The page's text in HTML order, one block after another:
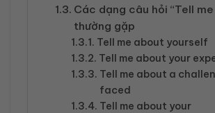
Các dạng câu hỏi “Tell
thường gặp
Tell me about yourself
Tell me about your
Tell me about a
faced
Tell me about your